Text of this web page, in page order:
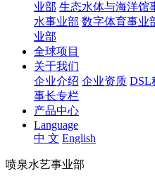
业部 生态水体与海洋馆
水事业部 数字体育事业
业部
全球项目
关于我们
企业介绍 企业资质 DSL
事长专栏
产品中心
Language
中 文 English
喷泉水艺事业部